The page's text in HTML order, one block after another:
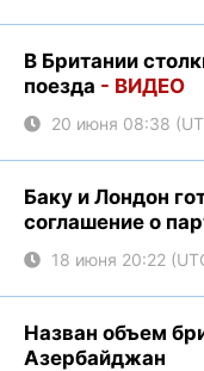
В Британии
поезда - ВИДЕО
20 июня 08:38
Баку и Лондон
соглашение о
18 июня 20:22
Назван объем
Азербайджан